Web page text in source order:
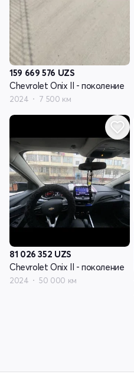
159 669 576 UZS
Chevrolet Onix II - поколение
2024 7 500 км
81 026 352 UZS
Chevrolet Onix II - поколение
2024 50 000 км